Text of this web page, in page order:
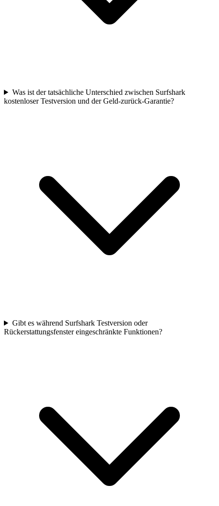
Was ist der tatsächliche Unterschied zwischen Surfshark
kostenloser Testversion und der Geld-zurück-Garantie?
Gibt es während Surfshark Testversion oder
Rückerstattungsfenster eingeschränkte Funktionen?